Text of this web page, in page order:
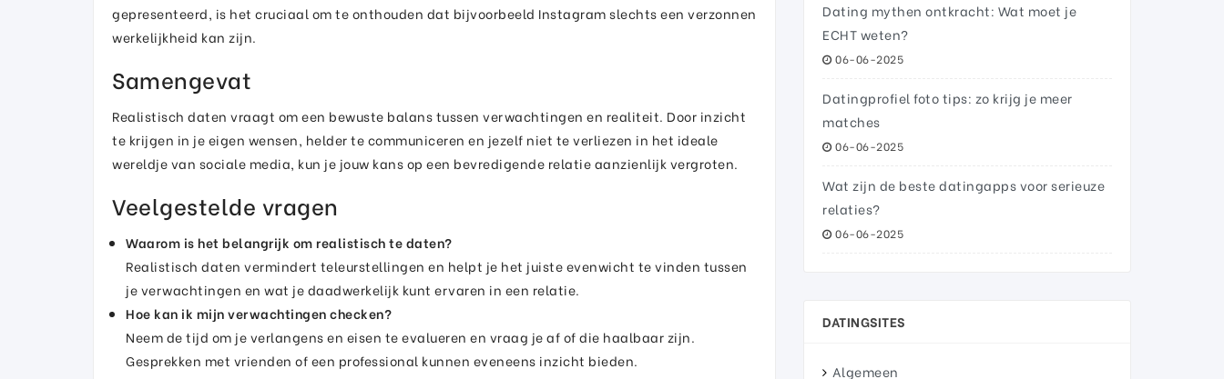
gepresenteerd, is het cruciaal om te onthouden dat bijvoorbeeld Instagram slechts een verzonnen
werkelijkheid kan zijn.
Samengevat
Realistisch daten vraagt om een bewuste balans tussen verwachtingen en realiteit. Door inzicht
te krijgen in je eigen wensen, helder te communiceren en jezelf niet te verliezen in het ideale
wereldje van sociale media, kun je jouw kans op een bevredigende relatie aanzienlijk vergroten.
Veelgestelde vragen
Waarom is het belangrijk om realistisch te daten?
Realistisch daten vermindert teleurstellingen en helpt je het juiste evenwicht te vinden tussen
je verwachtingen en wat je daadwerkelijk kunt ervaren in een relatie.
Hoe kan ik mijn verwachtingen checken?
Neem de tijd om je verlangens en eisen te evalueren en vraag je af of die haalbaar zijn.
Gesprekken met vrienden of een professional kunnen eveneens inzicht bieden.
Dating mythen ontkracht: Wat moet je
ECHT weten?
06-06-2025
Datingprofiel foto tips: zo krijg je meer
matches
06-06-2025
Wat zijn de beste datingapps voor serieuze
relaties?
06-06-2025
DATINGSITES
Algemeen